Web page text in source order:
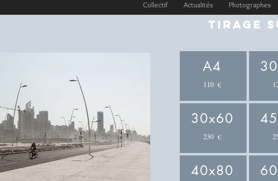
Collectif Actualités Photographes
Tirage
A4
110 €
30x60
230 €
40x80